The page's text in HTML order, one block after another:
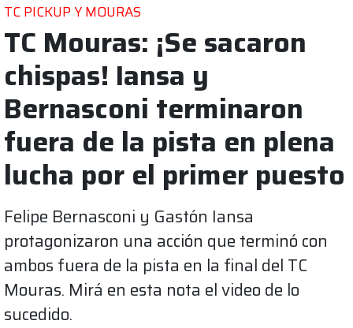
TC PICKUP Y MOURAS
TC Mouras: ¡Se sacaron
chispas! Iansa y
Bernasconi terminaron
fuera de la pista en plena
lucha por el primer puesto
Felipe Bernasconi y Gastón Iansa
protagonizaron una acción que terminó con
ambos fuera de la pista en la final del TC
Mouras. Mirá en esta nota el video de lo
sucedido.